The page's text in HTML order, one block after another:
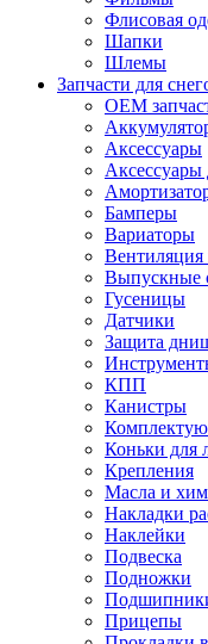
Флисовая
Шапки
Шлемы
Запчасти для
OEM
Аксессуары
Аксессуары
Бамперы
Вариаторы
Выпускные
Гусеницы
Датчики
Защита
КПП
Канистры
Коньки для
Крепления
Масла и
Накладки
Наклейки
Подвеска
Подножки
Прицепы